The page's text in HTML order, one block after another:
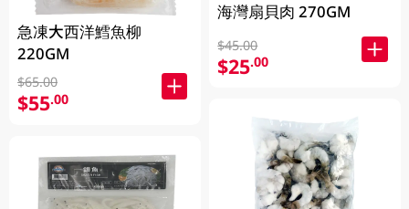
急凍大西洋鱈魚柳
220GM
$65.00
$55.00
海灣扇貝肉 270GM
$45.00
$25.00